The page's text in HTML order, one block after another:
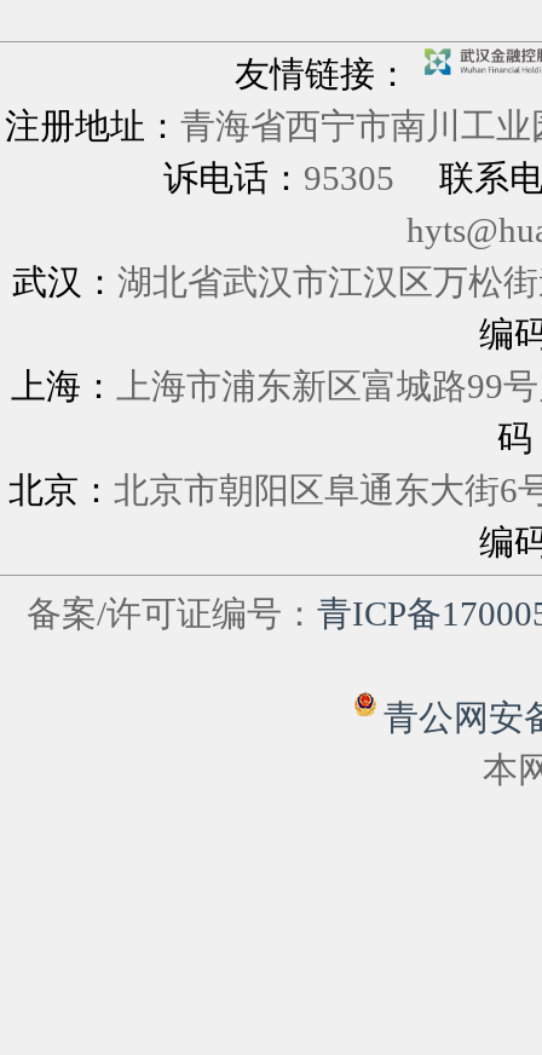
友情链接：
注册地址： 青海省西宁市南川工
诉电话： 95305
联系
武汉： 湖北省武汉市江汉区万松
编
上海：
上海市浦东新区富
码
北京： 北京市朝阳区阜通东大
编
备案/许可证编号： 青ICP备
青公网安
本